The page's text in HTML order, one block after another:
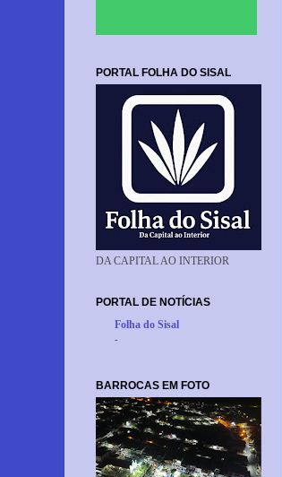
PORTAL FOLHA DO SISAL
DA CAPITAL AO INTERIOR
PORTAL DE NOTÍCIAS
Folha do Sisal
-
BARROCAS EM FOTO